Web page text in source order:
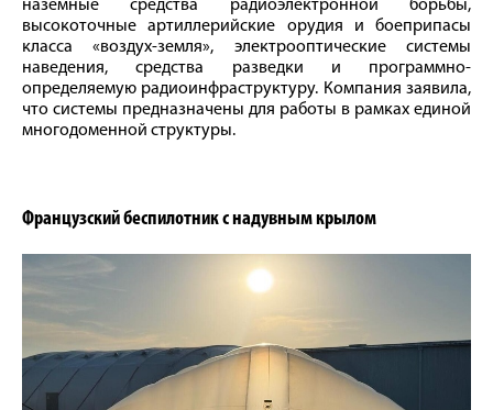
наземные средства радиоэлектронной борьбы,
высокоточные артиллерийские орудия и боеприпасы
класса «воздух-земля», электрооптические системы
наведения, средства разведки и программно-
определяемую радиоинфраструктуру. Компания заявила,
что системы предназначены для работы в рамках единой
многодоменной структуры.
Французский беспилотник с надувным крылом